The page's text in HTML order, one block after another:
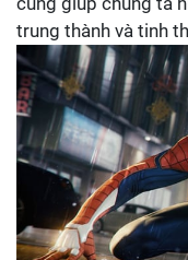
trung thành và tinh